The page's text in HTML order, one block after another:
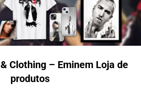
Clothing – Eminem Loja de
produtos